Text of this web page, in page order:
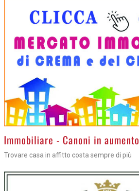
>Immobiliare - Canoni in aumento
Trovare casa in affitto costa sempre di più